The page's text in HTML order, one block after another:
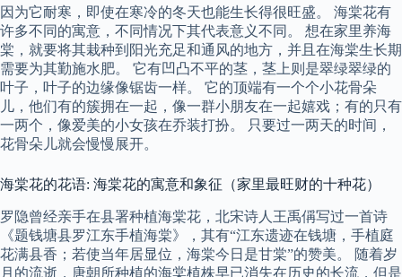
因为它耐寒，即使在寒冷的冬天也能生长得很旺盛。 海棠花有
许多不同的寓意，不同情况下其代表意义不同。 想在家里养海
棠，就要将其栽种到阳光充足和通风的地方，并且在海棠生长期
需要为其勤施水肥。 它有凹凸不平的茎，茎上则是翠绿翠绿的
叶子，叶子的边缘像锯齿一样。 它的顶端有一个个小花骨朵
儿，他们有的簇拥在一起，像一群小朋友在一起嬉戏；有的只有
一两个，像爱美的小女孩在乔装打扮。 只要过一两天的时间，
花骨朵儿就会慢慢展开。
海棠花的花语: 海棠花的寓意和象征（家里最旺财的十种花）
罗隐曾经亲手在县署种植海棠花，北宋诗人王禹偁写过一首诗
《题钱塘县罗江东手植海棠》，其有“江东遗迹在钱塘，手植庭
花满县香；若使当年居显位，海棠今日是甘棠”的赞美。 随着岁
月的流逝，唐朝所种植的海棠植株早已消失在历史的长流，但是